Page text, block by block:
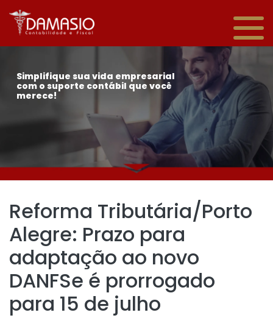
Simplifique sua vida empresarial
com o suporte contábil que você
merece!
Reforma Tributária/Porto
Alegre: Prazo para
adaptação ao novo
DANFSe é prorrogado
para 15 de julho